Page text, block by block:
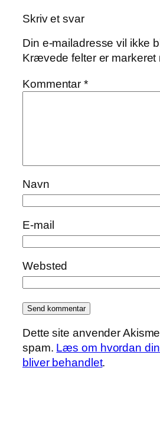
Skriv et svar
Din e-mailadresse vil ikke
Krævede felter er markeret
Kommentar*
Navn
E-mail
Websted
Dette site anvender
spam. Læs om hvordan
bliver behandlet.